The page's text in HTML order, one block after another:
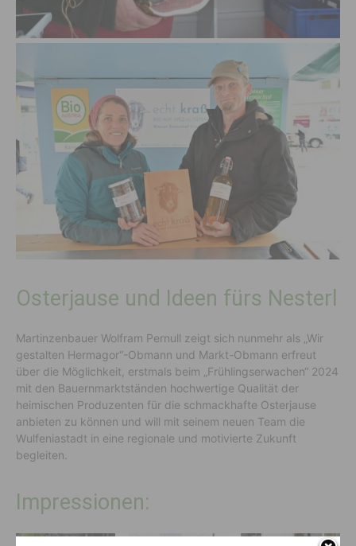
Osterjause und Ideen fürs Nesterl
Martinzenbauer Wolfram Pernull zeigt sich nunmehr als „Wir
gestalten Hermagor“-Obmann und Markt-Obmann erfreut
über die Möglichkeit, erstmals beim „Frühlingserwachen“ 2024
mit den Bauernmarktständen hochwertige Qualität der
heimischen Produzenten für die schmackhafte Osterjause
anbieten zu können und will mit seinem neuen Team die
Wulfeniastadt in eine regionale und motivierte Zukunft
begleiten.
Impressionen: